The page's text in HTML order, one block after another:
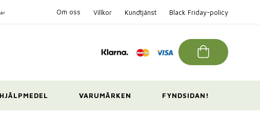
Om oss Villkor Kundtjänst Black Friday-policy
VARUMÄRKEN FYNDSIDAN!